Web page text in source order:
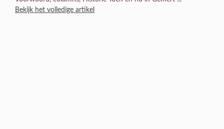
Bekijk het volledige artikel